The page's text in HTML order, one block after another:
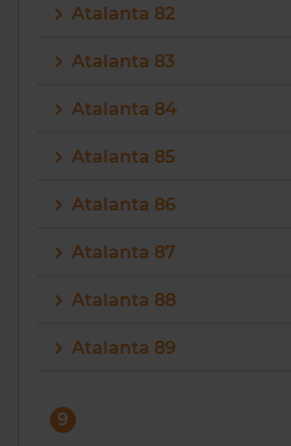
Atalanta 82
Atalanta 83
Atalanta 84
Atalanta 85
Atalanta 86
Atalanta 87
Atalanta 88
Atalanta 89
9